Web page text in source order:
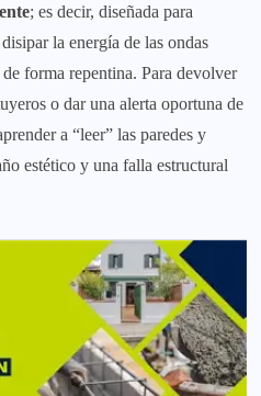
; es decir, diseñada para
la energía de las ondas
forma repentina. Para devolver
o dar una alerta oportuna de
a “leer” las paredes y
estético y una falla estructural